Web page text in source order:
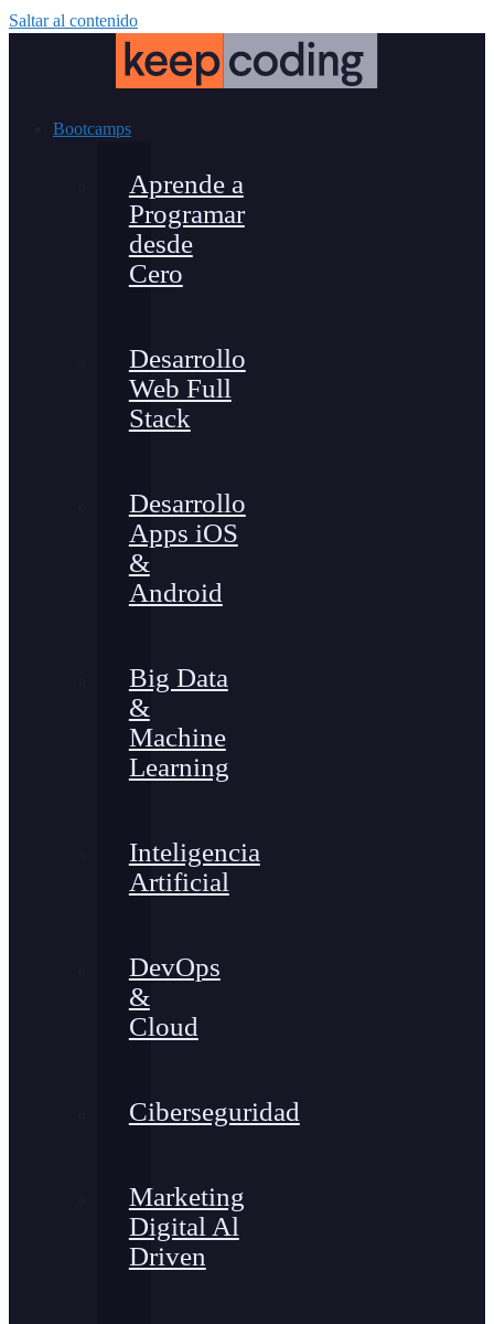
Saltar al contenido
Bootcamps
Aprende a
Programar
desde
Cero
Desarrollo
Web Full
Stack
Desarrollo
Apps iOS
&
Android
Big Data
&
Machine
Learning
Inteligencia
Artificial
DevOps
&
Cloud
Ciberseguridad
Marketing
Digital Al
Driven